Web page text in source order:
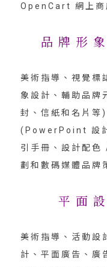
OpenCart 網上商
品 牌 形
美術指導、視覺標
象設計、輔助品牌
封、信紙和名片等
(PowerPoint 設
引手冊、設計配色
劃和數碼媒體品牌
平 面
美術指導、活動設
計、平面廣告、廣